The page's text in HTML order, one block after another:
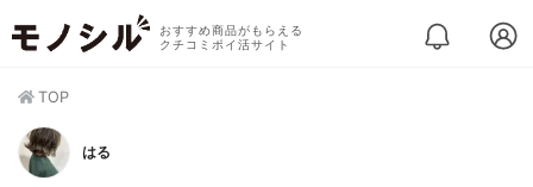
おすすめ商品がもらえる
クチコミポイ活サイト
TOP
はる